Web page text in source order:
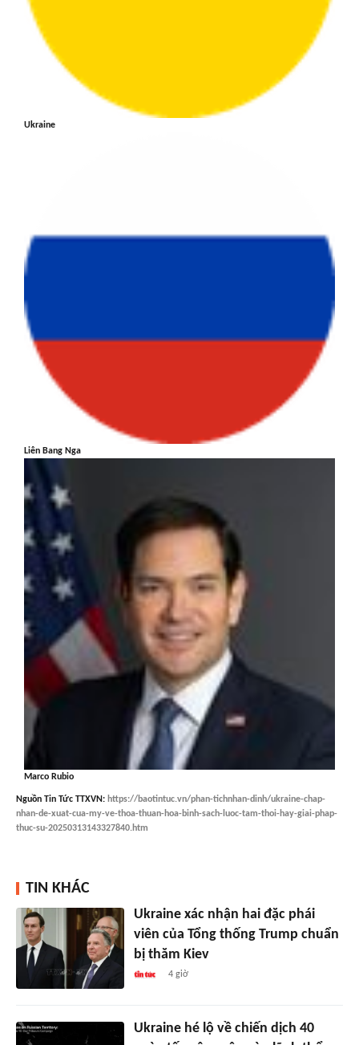
Ukraine
Liên Bang Nga
Marco Rubio
Nguồn Tin Tức TTXVN: https://baotintuc.vn/phan-tichnhan-dinh/ukraine-chap-
nhan-de-xuat-cua-my-ve-thoa-thuan-hoa-binh-sach-luoc-tam-thoi-hay-giai-phap-
thuc-su-20250313143327840.htm
TIN KHÁC
Ukraine xác nhận hai đặc phái
viên của Tổng thống Trump chuẩn
bị thăm Kiev
4 giờ
Ukraine hé lộ về chiến dịch 40